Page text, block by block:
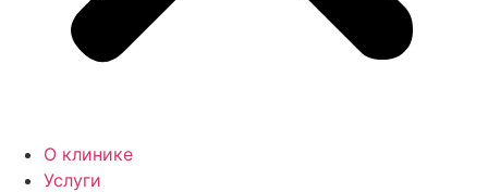
О клинике
Услуги